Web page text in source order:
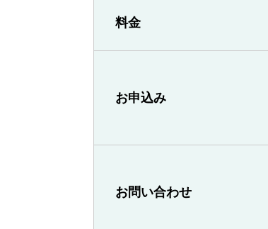
料金
お申込み
お問い合わせ